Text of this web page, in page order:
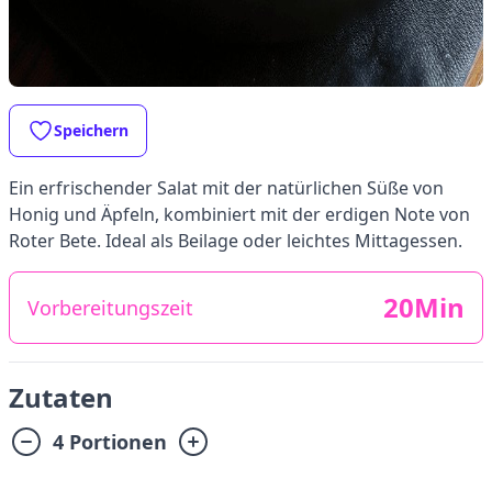
Speichern
Ein erfrischender Salat mit der natürlichen Süße von
Honig und Äpfeln, kombiniert mit der erdigen Note von
Roter Bete. Ideal als Beilage oder leichtes Mittagessen.
Vorbereitungszeit 20Min
Zutaten
4 Portionen